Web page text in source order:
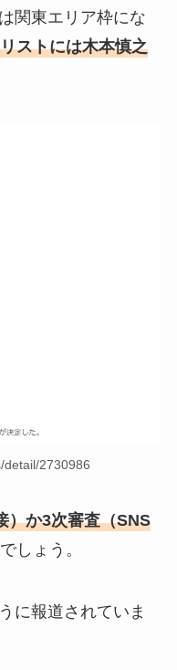
関東エリア枠にな
ストには木本慎之
detail/2730986
）か3次審査（SNS
しょう。
に報道されていま